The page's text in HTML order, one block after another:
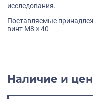
исследования.
Поставляемые
винт M8 × 40
Наличие и